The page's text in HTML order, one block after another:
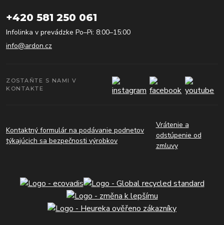
+420 581 250 061
Infolinka v prevádzke Po–Pi: 8:00–15:00
info@ardon.cz
ZOSTAŇTE S NAMI V
KONTAKTE
Kontaktný formulár na podávanie podnetov
týkajúcich sa bezpečnosti výrobkov
Vrátenie a
odstúpenie od
zmluvy